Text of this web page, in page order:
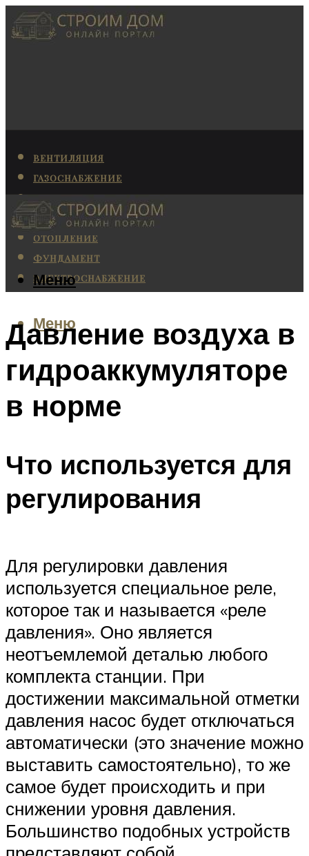
ВЕНТИЛЯЦИЯ
ГАЗОСНАБЖЕНИЕ
КАНАЛИЗАЦИЯ
КОНДИЦИОНИРОВАНИЕ
ОТОПЛЕНИЕ
ФУНДАМЕНТ
ЭЛЕКТРОСНАБЖЕНИЕ
Меню
Меню
Давление воздуха в
гидроаккумуляторе
в норме
Что используется для
регулирования
Для регулировки давления
используется специальное реле,
которое так и называется «реле
давления». Оно является
неотъемлемой деталью любого
комплекта станции. При
достижении максимальной отметки
давления насос будет отключаться
автоматически (это значение можно
выставить самостоятельно), то же
самое будет происходить и при
снижении уровня давления.
Большинство подобных устройств